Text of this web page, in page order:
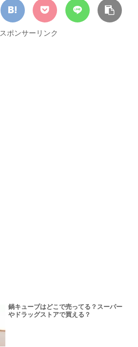
スポンサーリンク
鍋キューブはどこで売ってる？スーパー
やドラッグストアで買える？